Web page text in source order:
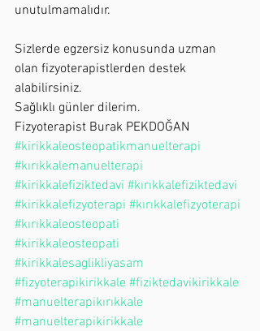
unutulmamalıdır.
Sizlerde egzersiz konusunda uzman
olan fizyoterapistlerden destek
alabilirsiniz.
Sağlıklı günler dilerim.
Fizyoterapist Burak PEKDOĞAN
#kirikkaleosteopatikmanuelterapi
#kırıkkalemanuelterapi
#kirikkalefiziktedavi #kırıkkalefiziktedavi
#kirikkalefizyoterapi #kırıkkalefizyoterapi
#kırıkkaleosteopati
#kirikkaleosteopati
#kirikkalesaglikliyasam
#fizyoterapikirikkale #fiziktedavikirikkale
#manuelterapikırıkkale
#manuelterapikirikkale